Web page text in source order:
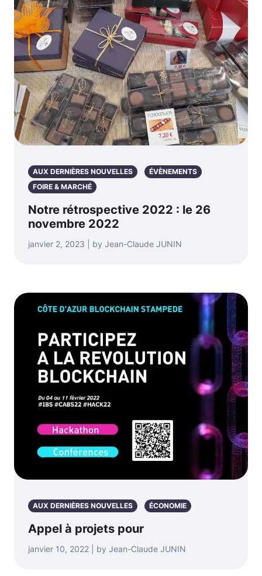
AUX DERNIÈRES NOUVELLES
ÉVÈNEMENTS
FOIRE & MARCHÉ
Notre rétrospective 2022 : le 26
novembre 2022
janvier 2, 2023 | by Jean-Claude JUNIN
AUX DERNIÈRES NOUVELLES ÉCONOMIE
Appel à projets pour
janvier 10, 2022 | by Jean-Claude JUNIN